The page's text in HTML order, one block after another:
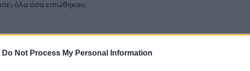
Do Not Process My Personal Information
όλα όσα ειπώθηκαν.